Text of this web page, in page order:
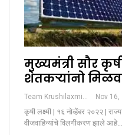
मुख्यमंत्री सौर
शेतकऱ्यांनो
Team Krushilaxmi Nov
कृषी लक्ष्मी | १६ नोव्हेंबर २०२२ |
वीजवाहिन्यांचे विलगीकरण झाले आहे…